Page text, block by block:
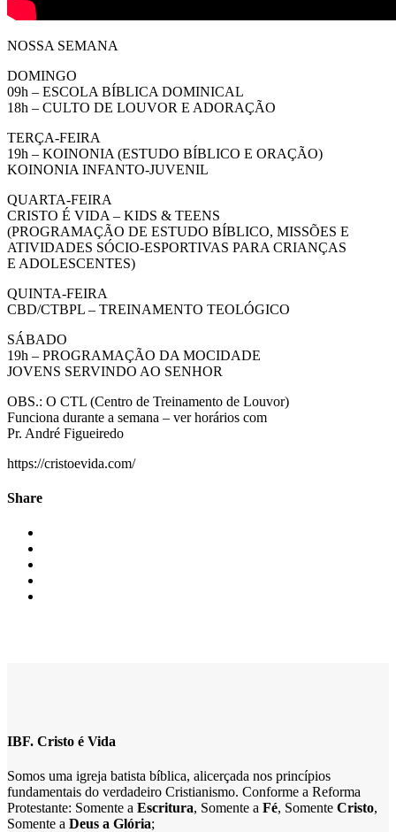
NOSSA SEMANA
DOMINGO
09h – ESCOLA BÍBLICA DOMINICAL
18h – CULTO DE LOUVOR E ADORAÇÃO
TERÇA-FEIRA
19h – KOINONIA (ESTUDO BÍBLICO E ORAÇÃO)
KOINONIA INFANTO-JUVENIL
QUARTA-FEIRA
CRISTO É VIDA – KIDS & TEENS
(PROGRAMAÇÃO DE ESTUDO BÍBLICO, MISSÕES E
ATIVIDADES SÓCIO-ESPORTIVAS PARA CRIANÇAS
E ADOLESCENTES)
QUINTA-FEIRA
CBD/CTBPL – TREINAMENTO TEOLÓGICO
SÁBADO
19h – PROGRAMAÇÃO DA MOCIDADE
JOVENS SERVINDO AO SENHOR
OBS.: O CTL (Centro de Treinamento de Louvor)
Funciona durante a semana – ver horários com
Pr. André Figueiredo
https://cristoevida.com/
Share
IBF. Cristo é Vida
Somos uma igreja batista bíblica, alicerçada nos princípios
fundamentais do verdadeiro Cristianismo. Conforme a Reforma
Protestante: Somente a Escritura, Somente a Fé, Somente Cristo,
Somente a Deus a Glória;